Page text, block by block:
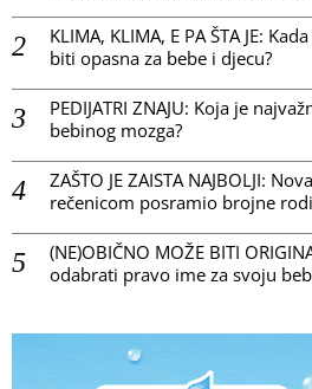
KLIMA, KLIMA, E PA ŠTA JE:
biti opasna za bebe i djecu?
PEDIJATRI ZNAJU: Koja je
bebinog mozga?
ZAŠTO JE ZAISTA NAJBOLJI:
rečenicom posramio brojne
(NE)OBIČNO MOŽE BITI
odabrati pravo ime za svoju